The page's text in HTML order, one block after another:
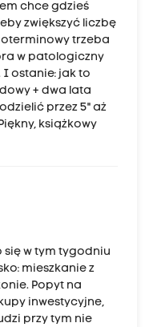
chce gdzieś
zwiększyć liczbę
trzeba
w patologiczny
ostanie: jak to
+ dwa lata
przez 5" aż
książkowy
się w tym tygodniu
mieszkanie z
Popyt na
inwestycyjne,
przy tym nie